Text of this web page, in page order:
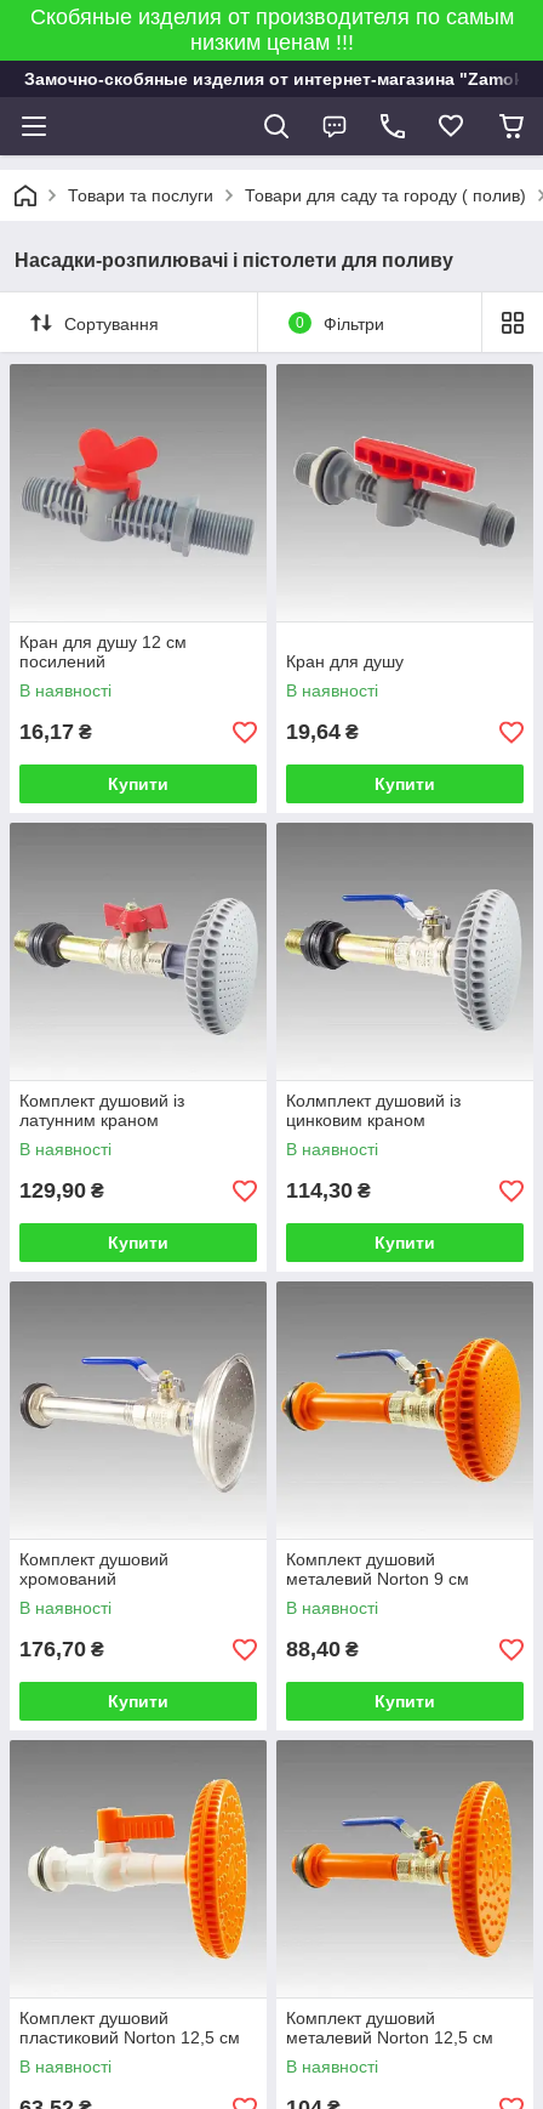
Скобяные изделия от производителя по самым
низким ценам !!!
Замочно-скобяные изделия от интернет-магазина "Zamok
Товари та послуги Товари для саду та городу ( полив)
Насадки-розпилювачі і пістолети для поливу
Сортування 0 Фільтри
Кран для душу 12 см
посилений
В наявності
16,17 ₴
Купити
Кран для душу
В наявності
19,64 ₴
Купити
Комплект душовий із
латунним краном
В наявності
129,90 ₴
Купити
Колмплект душовий із
цинковим краном
В наявності
114,30 ₴
Купити
Комплект душовий
хромований
В наявності
176,70 ₴
Купити
Комплект душовий
металевий Norton 9 см
В наявності
88,40 ₴
Купити
Комплект душовий
пластиковий Norton 12,5 см
В наявності
Комплект душовий
металевий Norton 12,5 см
В наявності